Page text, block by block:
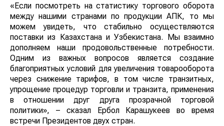
«Если посмотреть на статистику торгового оборота
между нашими странами по продукции АПК, то мы
можем увидеть, что стабильно осуществляются
поставки из Казахстана и Узбекистана. Мы взаимно
дополняем наши продовольственные потребности.
Одним из важных вопросов является создание
благоприятных условий для увеличения товарооборота
через снижение тарифов, в том числе транзитных,
упрощение процедур торговли и транзита, применения
в отношении друг друга прозрачной торговой
политики», – сказал Ербол Карашукеев во время
встречи Президентов двух стран.